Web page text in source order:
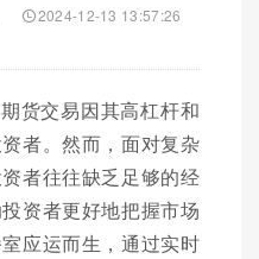
2024-12-13 13:57:26
货交易因其高杠杆和
者。然而，面对复杂
者往往缺乏足够的经
资者更好地把握市场
应运而生，通过实时